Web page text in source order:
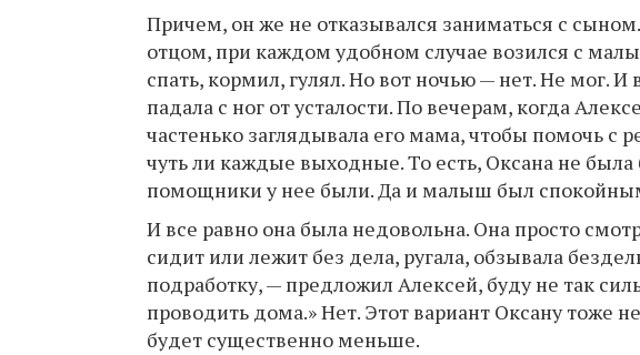
Причем, он же не отказывался заниматься с
отцом, при каждом удобном случае возился с
спать, кормил, гулял. Но вот ночью — нет. Не мог. И
падала с ног от усталости. По вечерам, когда
частенько заглядывала его мама, чтобы помочь с
чуть ли каждые выходные. То есть, Оксана не
помощники у нее были. Да и малыш был
И все равно она была недовольна. Она просто
сидит или лежит без дела, ругала, обзывала
подработку, — предложил Алексей, буду не так
проводить дома.» Нет. Этот вариант Оксану тоже
будет существенно меньше.